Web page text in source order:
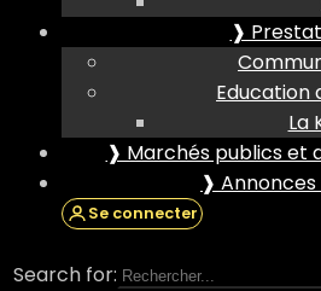
❱
Education
La
❱ Marchés publics et
❱
Se connecter
Search for: